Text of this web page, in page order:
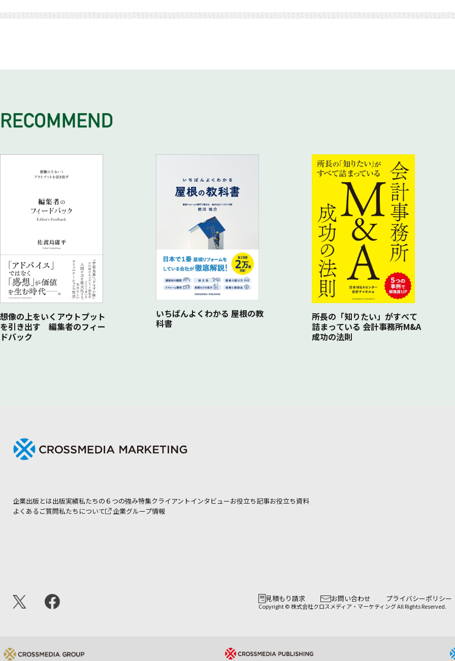
コミュニケーション不全を改善する
コミュニケーション不全を改善する
運動会を仕切れる社員は仕事もできる
独特なる業種別〝運動会〟事例
旅行も飲み会も運動会もまとめてやればいい
case study5 IDOM ２千人の大運動会、１億円かける価値あり
case study6 グンゼ 近年まれに見る感動・歴史に残るイベントに
「よーいどん！ で恋したい」
各社オリジナル競技がおもしろい
やはり締めは「リレー」
「玉入れ」は社員の意外性が見てとれる
１位は松阪牛、４位は焼きそば!?
こんなおもしろ運動会、やりました
case study7 LAVA 実感した運動会効果！
スポーツで社会の問題を解決する！
震災時に知ったスポーツの重要性
初めての受注、いきなりの大阪遠征
想像の上をいくアウトプット
を引き出す 編集者のフィー
ドバック
いちばんよくわかる 屋根の教
科書
所長の「知りたい」がすべて
詰まっている 会計事務所M&A
成功の法則
企業出版とは出版実績私たちの６つの強み特集クライアントインタビューお役立ち記事お役立ち資料
よくあるご質問私たちについて 企業グループ情報
見積もり請求 お問い合わせ プライバシーポリシー
Copyright © 株式会社クロスメディア・マーケティング All Rights Reserved.